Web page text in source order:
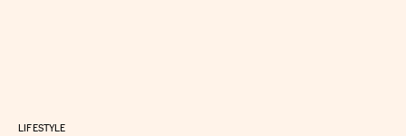
LIFESTYLE